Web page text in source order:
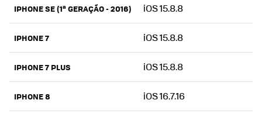
IPHONE SE (1ª GERAÇÃO - 2016) iOS 15.8.8
IPHONE 7 iOS 15.8.8
IPHONE 7 PLUS iOS 15.8.8
IPHONE 8 iOS 16.7.16